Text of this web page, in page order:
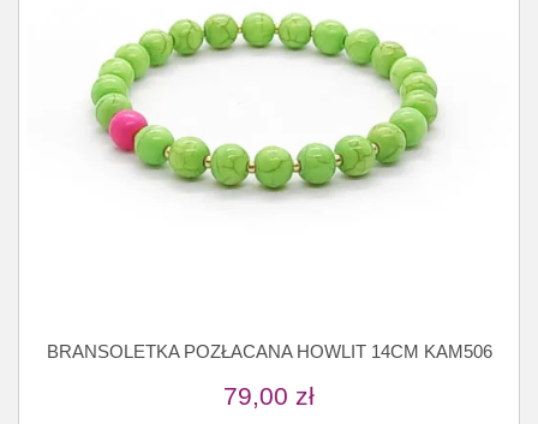
BRANSOLETKA POZŁACANA HOWLIT 14CM KAM506
79,00 zł